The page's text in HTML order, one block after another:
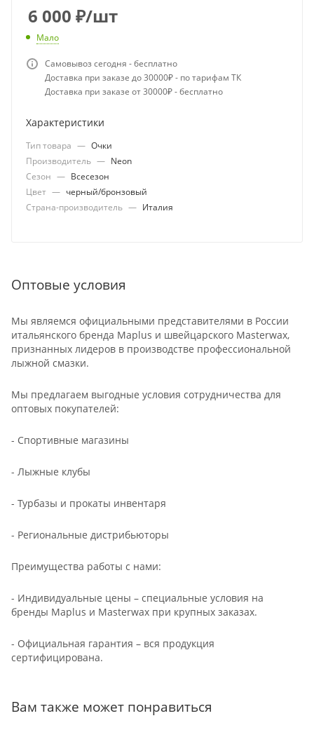
6 000 ₽/шт
Мало
Самовывоз сегодня - бесплатно
Доставка при заказе до 30000₽ - по тарифам ТК
Доставка при заказе от 30000₽ - бесплатно
Характеристики
Тип товара — Очки
Производитель — Neon
Сезон — Всесезон
Цвет — черный/бронзовый
Страна-производитель — Италия
Оптовые условия
Мы являемся официальными представителями в России
итальянского бренда Maplus и швейцарского Masterwax,
признанных лидеров в производстве профессиональной
лыжной смазки.
Мы предлагаем выгодные условия сотрудничества для
оптовых покупателей:
- Спортивные магазины
- Лыжные клубы
- Турбазы и прокаты инвентаря
- Региональные дистрибьюторы
Преимущества работы с нами:
- Индивидуальные цены – специальные условия на
бренды Maplus и Masterwax при крупных заказах.
- Официальная гарантия – вся продукция
сертифицирована.
Вам также может понравиться